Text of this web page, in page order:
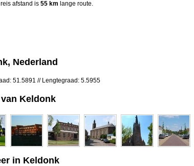
afstand is 55 km lange route.
Nederland
51.5891 // Lengtegraad: 5.5955
Keldonk
in Keldonk